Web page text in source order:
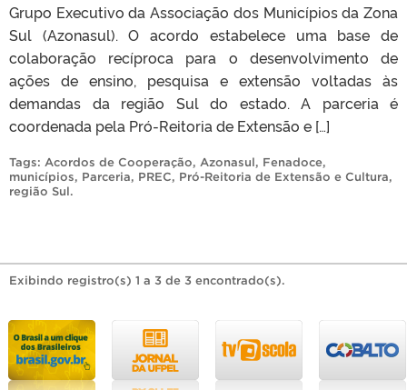
Grupo Executivo da Associação dos Municípios da Zona
Sul (Azonasul). O acordo estabelece uma base de
colaboração recíproca para o desenvolvimento de
ações de ensino, pesquisa e extensão voltadas às
demandas da região Sul do estado. A parceria é
coordenada pela Pró-Reitoria de Extensão e […]
Tags: Acordos de Cooperação, Azonasul, Fenadoce,
municípios, Parceria, PREC, Pró-Reitoria de Extensão e Cultura,
região Sul.
Exibindo registro(s) 1 a 3 de 3 encontrado(s).